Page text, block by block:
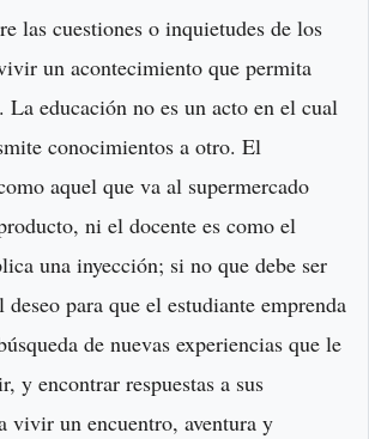
las cuestiones o inquietudes de los
un acontecimiento que permita
La educación no es un acto en el cual
conocimientos a otro. El
aquel que va al supermercado
ni el docente es como el
una inyección; si no que debe ser
para que el estudiante emprenda
de nuevas experiencias que le
y encontrar respuestas a sus
vivir un encuentro, aventura y